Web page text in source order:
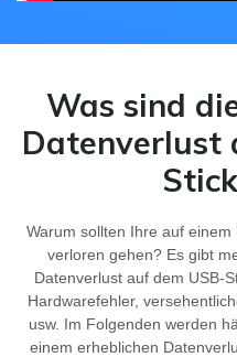
Was sind
Datenverlust
Warum sollten Ihre auf
verloren gehen? Es gibt
Datenverlust auf dem USB-
Hardwarefehler,
usw. Im Folgenden werden
einem erheblichen